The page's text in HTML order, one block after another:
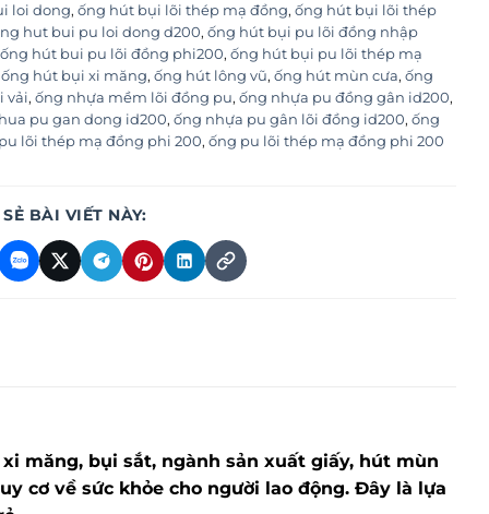
loi dong, ống hút bụi lõi thép mạ đồng, ống hút bụi lõi thép
hut bui pu loi dong d200, ống hút bụi pu lõi đồng nhập
ống hút bui pu lõi đồng phi200, ống hút bụi pu lõi thép mạ
ống hút bụi xi măng, ống hút lông vũ, ống hút mùn cưa, ống
vải, ống nhựa mềm lõi đồng pu, ống nhựa pu đồng gân id200,
pu gan dong id200, ống nhựa pu gân lõi đồng id200, ống
lõi thép mạ đồng phi 200, ống pu lõi thép mạ đồng phi 200
BÀI VIẾT NÀY:
măng, bụi sắt, ngành sản xuất giấy, hút mùn
cơ về sức khỏe cho người lao động. Đây là lựa